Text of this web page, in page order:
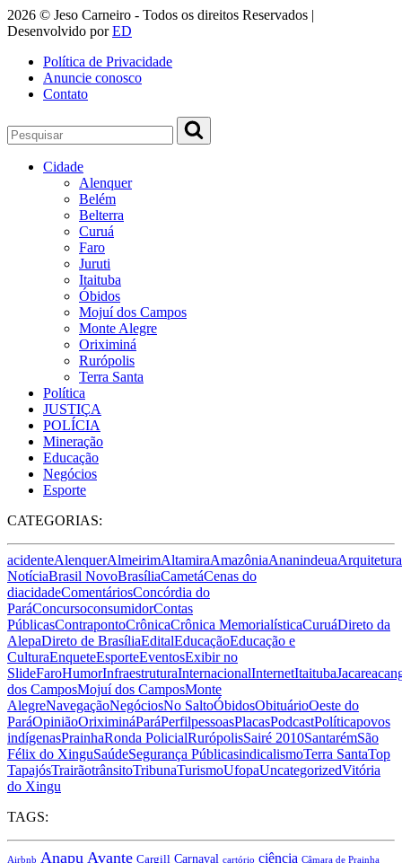
2026 © Jeso Carneiro - Todos os direitos Reservados |
Desenvolvido porED
Política de Privacidade
Anuncie conosco
Contato
Cidade
Alenquer
Belém
Belterra
Curuá
Faro
Juruti
Itaituba
Óbidos
Mojuí dos Campos
Monte Alegre
Oriximiná
Rurópolis
Terra Santa
Política
JUSTIÇA
POLÍCIA
Mineração
Educação
Negócios
Esporte
CATEGORIAS:
acidenteAlenquerAlmeirimAltamiraAmazôniaAnanindeuaArquitetura
NotíciaBrasil NovoBrasíliaCametáCenas do
diacidadeComentáriosConcórdia do
ParáConcursoconsumidorContas
PúblicasContrapontoCrônicaCrônica MemorialísticaCuruáDireto da
AlepaDireto de BrasíliaEditalEducaçãoEducação e
CulturaEnqueteEsporteEventosExibir no
SlideFaroHumorInfraestruturaInternacionalInternetItaituba
dos CamposMojuí dos CamposMonte
AlegreNavegaçãoNegóciosNo SaltoÓbidosObituárioOeste do
ParáOpiniãoOriximináParáPerfilpessoasPlacasPodcastPolíticapovos
indígenasPrainhaRonda PolicialRurópolisSairé 2010SantarémSão
Félix do XinguSaúdeSegurança PúblicasindicalismoTerra SantaTop
TapajósTrairãotrânsitoTribunaTurismoUfopaUncategorizedVitória
do Xingu
TAGS:
Airbnb Anapu Avante Cargill Carnaval cartório ciência Câmara de Prainha